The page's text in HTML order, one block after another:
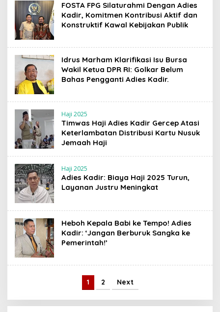
FOSTA FPG Silaturahmi Dengan Adies
Kadir, Komitmen Kontribusi Aktif dan
Konstruktif Kawal Kebijakan Publik
Idrus Marham Klarifikasi Isu Bursa
Wakil Ketua DPR RI: Golkar Belum
Bahas Pengganti Adies Kadir.
Haji 2025
Timwas Haji Adies Kadir Gercep Atasi
Keterlambatan Distribusi Kartu Nusuk
Jemaah Haji
Haji 2025
Adies Kadir: Biaya Haji 2025 Turun,
Layanan Justru Meningkat
Heboh Kepala Babi ke Tempo! Adies
Kadir: ‘Jangan Berburuk Sangka ke
Pemerintah!’
1 2 Next